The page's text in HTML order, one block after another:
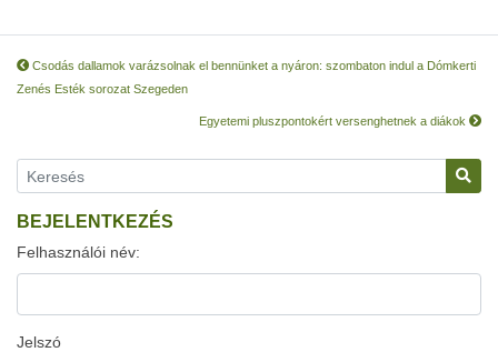
Csodás dallamok varázsolnak el bennünket a nyáron: szombaton indul a Dómkerti
Zenés Esték sorozat Szegeden
Egyetemi pluszpontokért versenghetnek a diákok
BEJELENTKEZÉS
Felhasználói név:
Jelszó